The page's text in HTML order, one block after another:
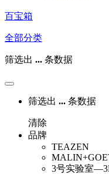
百宝箱
全部分类
筛选出 ... 条数据
筛选出 ... 条数据
清除
品牌
TEAZEN
3号实验室